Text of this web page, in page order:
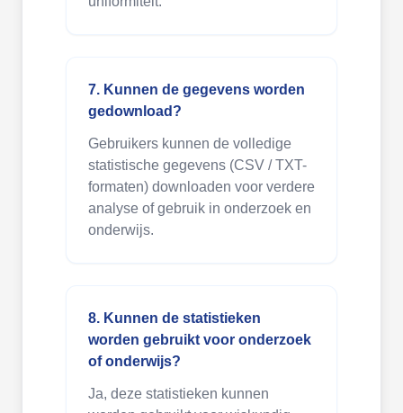
7. Kunnen de gegevens worden
gedownload?
Gebruikers kunnen de volledige
statistische gegevens (CSV / TXT-
formaten) downloaden voor verdere
analyse of gebruik in onderzoek en
onderwijs.
8. Kunnen de statistieken
worden gebruikt voor onderzoek
of onderwijs?
Ja, deze statistieken kunnen